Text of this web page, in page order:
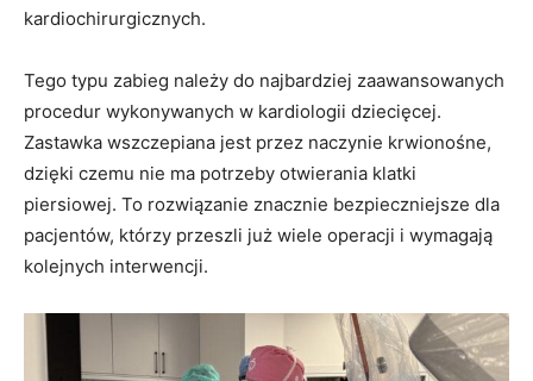
kardiochirurgicznych.
Tego typu zabieg należy do najbardziej zaawansowanych
procedur wykonywanych w kardiologii dziecięcej.
Zastawka wszczepiana jest przez naczynie krwionośne,
dzięki czemu nie ma potrzeby otwierania klatki
piersiowej. To rozwiązanie znacznie bezpieczniejsze dla
pacjentów, którzy przeszli już wiele operacji i wymagają
kolejnych interwencji.